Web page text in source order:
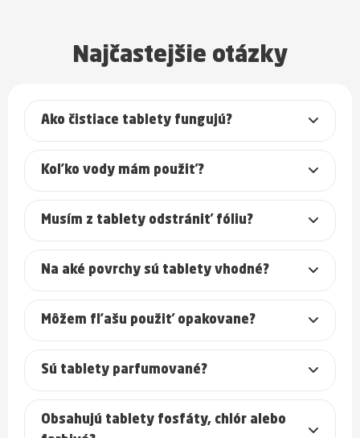
Najčastejšie otázky
Ako čistiace tablety fungujú?
Koľko vody mám použiť?
Musím z tablety odstrániť fóliu?
Na aké povrchy sú tablety vhodné?
Môžem fľašu použiť opakovane?
Sú tablety parfumované?
Obsahujú tablety fosfáty, chlór alebo